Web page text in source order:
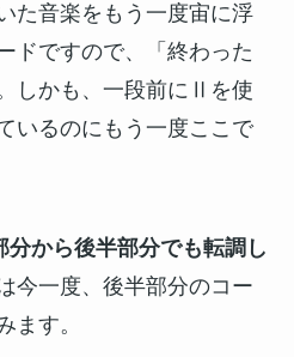
た音楽をもう一度宙に浮
ドですので、「終わった
しかも、一段前にⅡを使
いるのにもう一度ここで
分から後半部分でも転調し
今一度、後半部分のコー
ます。